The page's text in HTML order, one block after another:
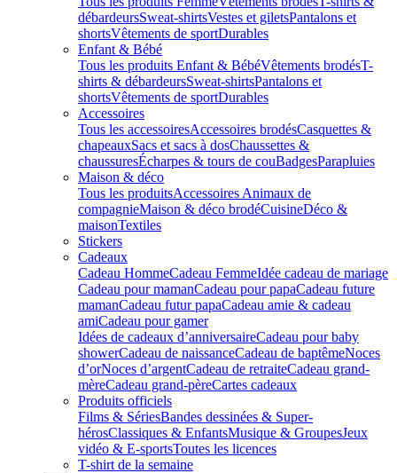
débardeursSweat-shirtsVestes et giletsPantalons et
shortsVêtements de sportDurables
Enfant & Bébé
Tous les produits Enfant & BébéVêtements brodésT-
shirts & débardeursSweat-shirtsPantalons et
shortsVêtements de sportDurables
Accessoires
Tous les accessoiresAccessoires brodésCasquettes &
chapeauxSacs et sacs à dosChaussettes &
chaussuresÉcharpes & tours de couBadgesParapluies
Maison & déco
Tous les produitsAccessoires Animaux de
compagnieMaison & déco brodéCuisineDéco &
maisonTextiles
Stickers
Cadeaux
Cadeau HommeCadeau FemmeIdée cadeau de mariage​
Cadeau pour mamanCadeau pour papaCadeau future
mamanCadeau futur papaCadeau amie & cadeau
amiCadeau pour gamer
Idées de cadeaux d’anniversaireCadeau pour baby
showerCadeau de naissanceCadeau de baptêmeNoces
d’orNoces d’argentCadeau de retraiteCadeau grand-
mèreCadeau grand-pèreCartes cadeaux
Produits officiels
Films & SériesBandes dessinées & Super-
hérosClassiques & EnfantsMusique & GroupesJeux
vidéo & E-sportsToutes les licences
T-shirt de la semaine